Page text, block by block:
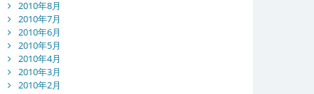
2010年8月
2010年7月
2010年6月
2010年5月
2010年4月
2010年3月
2010年2月